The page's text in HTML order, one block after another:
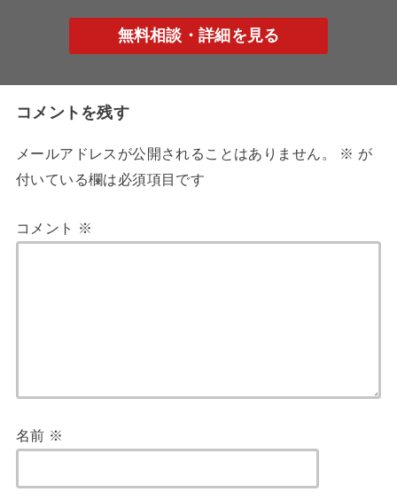
無料相談・詳細を見る
コメントを残す
メールアドレスが公開されることはありません。 ※ が
付いている欄は必須項目です
コメント ※
名前 ※